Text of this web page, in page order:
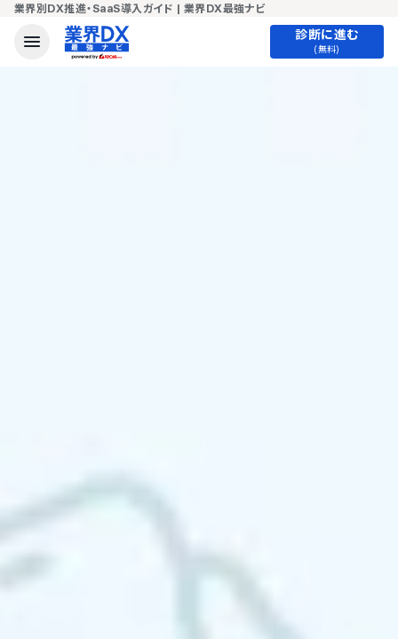
業界別DX推進・SaaS導入ガイド | 業界DX最強ナビ
診断に進む
(無料)